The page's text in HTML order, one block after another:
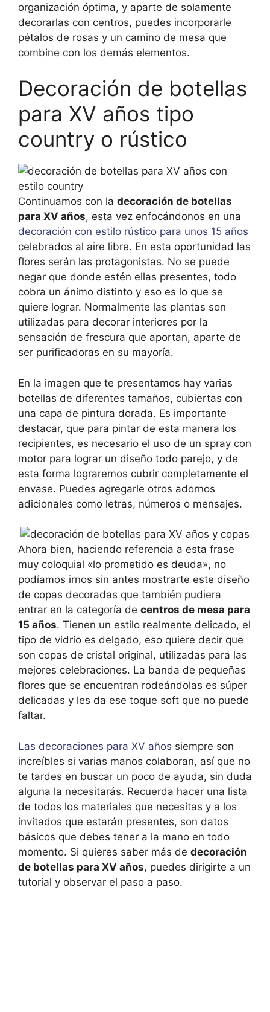
organización óptima, y aparte de solamente
decorarlas con centros, puedes incorporarle
pétalos de rosas y un camino de mesa que
combine con los demás elementos.
Decoración de botellas
para XV años tipo
country o rústico
Continuamos con la decoración de botellas
para XV años, esta vez enfocándonos en una
decoración con estilo rústico para unos 15 años
celebrados al aire libre. En esta oportunidad las
flores serán las protagonistas. No se puede
negar que donde estén ellas presentes, todo
cobra un ánimo distinto y eso es lo que se
quiere lograr. Normalmente las plantas son
utilizadas para decorar interiores por la
sensación de frescura que aportan, aparte de
ser purificadoras en su mayoría.
En la imagen que te presentamos hay varias
botellas de diferentes tamaños, cubiertas con
una capa de pintura dorada. Es importante
destacar, que para pintar de esta manera los
recipientes, es necesario el uso de un spray con
motor para lograr un diseño todo parejo, y de
esta forma lograremos cubrir completamente el
envase. Puedes agregarle otros adornos
adicionales como letras, números o mensajes.
Ahora bien, haciendo referencia a esta frase
muy coloquial «lo prometido es deuda», no
podíamos irnos sin antes mostrarte este diseño
de copas decoradas que también pudiera
entrar en la categoría de centros de mesa para
15 años. Tienen un estilo realmente delicado, el
tipo de vidrío es delgado, eso quiere decir que
son copas de cristal original, utilizadas para las
mejores celebraciones. La banda de pequeñas
flores que se encuentran rodeándolas es súper
delicadas y les da ese toque soft que no puede
faltar.
Las decoraciones para XV años siempre son
increíbles si varias manos colaboran, así que no
te tardes en buscar un poco de ayuda, sin duda
alguna la necesitarás. Recuerda hacer una lista
de todos los materiales que necesitas y a los
invitados que estarán presentes, son datos
básicos que debes tener a la mano en todo
momento. Si quieres saber más de decoración
de botellas para XV años, puedes dirigirte a un
tutorial y observar el paso a paso.